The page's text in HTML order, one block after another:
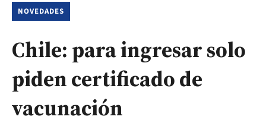
NOVEDADES
Chile: para ingresar solo
piden certificado de
vacunación